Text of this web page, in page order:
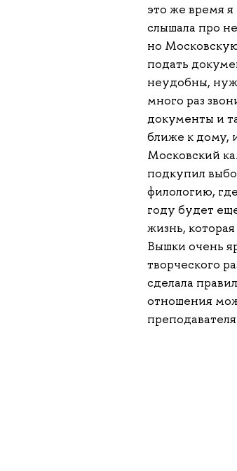
это же время
слышала про
но
подать
неудобны,
много раз
документы и
ближе к дому,
Московский
подкупил
филологию,
году будет
жизнь,
Вышки очень
творческого
сделала
отношения